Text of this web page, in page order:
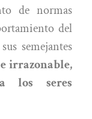
de normas
del
semejantes
irrazonable,
los seres